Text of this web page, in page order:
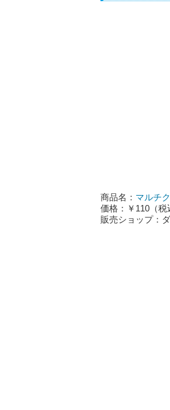
商品名： マルチ
価格：￥110（税
販売ショップ：